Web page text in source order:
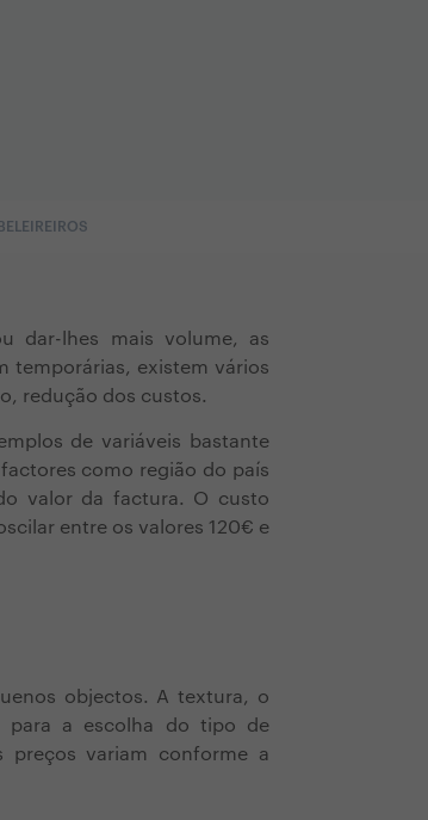
dar-lhes mais volume, as
temporárias, existem vários
redução dos custos.
de variáveis bastante
como região do país
valor da factura. O custo
entre os valores 120€ e
objectos. A textura, o
para a escolha do tipo de
preços variam conforme a